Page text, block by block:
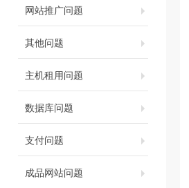
网站推广问题
其他问题
主机租用问题
数据库问题
支付问题
成品网站问题